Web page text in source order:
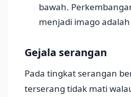
bawah.
menjadi imago
Gejala serangan
Pada tingkat serangan
terserang tidak mati